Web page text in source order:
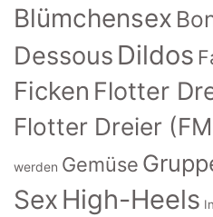
Blümchensex
Dessous Dildos
Ficken Flotter
Flotter Dreier
werden Gemüse
Sex High-Heels